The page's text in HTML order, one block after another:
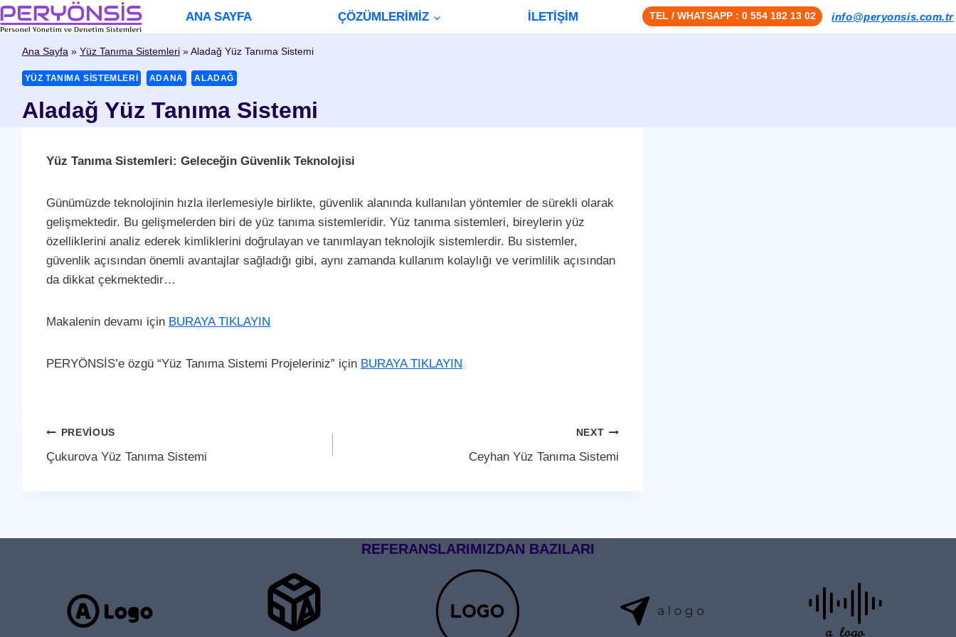
Skip
to
content
ANA SAYFA ÇÖZÜMLERİMİZ İLETİŞİM TEL / WHATSAPP : 0 554 182 13 02 info@peryonsis.com.tr
Ana Sayfa» Yüz Tanıma Sistemleri»Aladağ Yüz Tanıma Sistemi
YÜZ TANIMA SISTEMLERI ADANA ALADAĞ
Aladağ Yüz Tanıma Sistemi
Yüz Tanıma Sistemleri: Geleceğin Güvenlik Teknolojisi
Günümüzde teknolojinin hızla ilerlemesiyle birlikte, güvenlik alanında kullanılan yöntemler de sürekli olarak
gelişmektedir. Bu gelişmelerden biri de yüz tanıma sistemleridir. Yüz tanıma sistemleri, bireylerin yüz
özelliklerini analiz ederek kimliklerini doğrulayan ve tanımlayan teknolojik sistemlerdir. Bu sistemler,
güvenlik açısından önemli avantajlar sağladığı gibi, aynı zamanda kullanım kolaylığı ve verimlilik açısından
da dikkat çekmektedir…
Makalenin devamı için BURAYA TIKLAYIN
PERYÖNSİS’e özgü “Yüz Tanıma Sistemi Projeleriniz” için BURAYA TIKLAYIN
Yazı
gezinmesi
PREVIOUS
Çukurova Yüz Tanıma Sistemi
NEXT
Ceyhan Yüz Tanıma Sistemi
REFERANSLARIMIZDAN BAZILARI